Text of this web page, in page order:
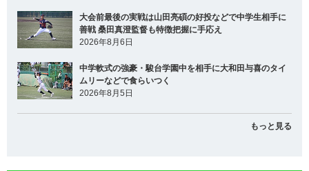
大会前最後の実戦は山田亮碩の好投などで中学生相手に
善戦 桑田真澄監督も特徴把握に手応え
2026年8月6日
中学軟式の強豪・駿台学園中を相手に大和田与喜のタイ
ムリーなどで食らいつく
2026年8月5日
もっと見る